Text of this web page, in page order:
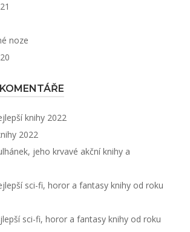
noze
knihy 2022
2022
jeho krvavé akční knihy a
sci-fi, horor a fantasy knihy od roku
sci-fi, horor a fantasy knihy od roku